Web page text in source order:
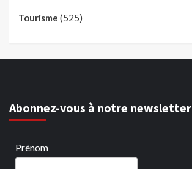
Tourisme (525)
Abonnez-vous à notre newsletter
Prénom